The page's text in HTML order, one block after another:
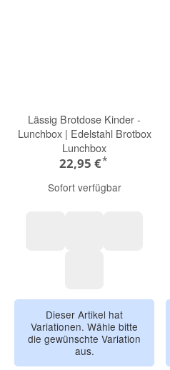
Lässig Brotdose Kinder -
Lunchbox | Edelstahl Brotbox
Lunchbox
22,95 €*
Sofort verfügbar
Dieser Artikel hat
Variationen. Wähle bitte
die gewünschte Variation
aus.